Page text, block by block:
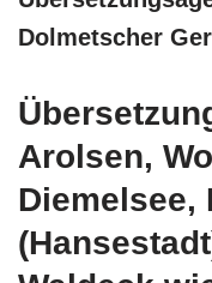
Dolmetscher
Arolsen,
Diemelsee,